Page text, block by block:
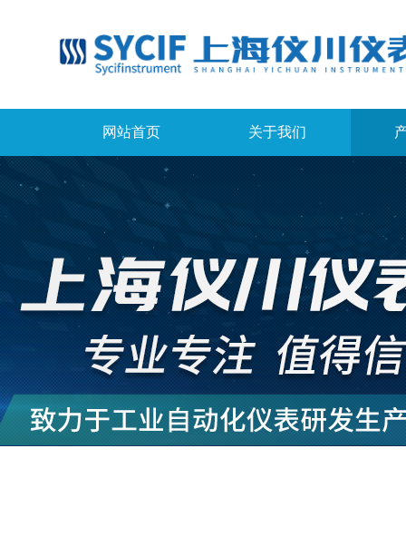
网站首页 关于我们